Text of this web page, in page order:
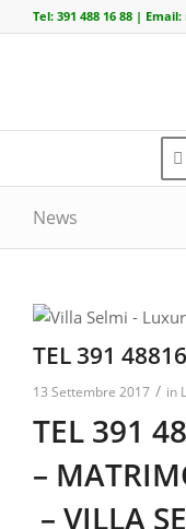
Tel: 391 488 16 88 | Email:
News
TEL 391
13 Settembre 2017 / in
TEL 391
–
– VILLA